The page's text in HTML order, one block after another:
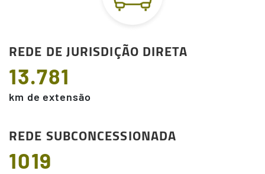
REDE DE JURISDIÇÃO DIRETA
13.781
km de extensão
REDE SUBCONCESSIONADA
1019